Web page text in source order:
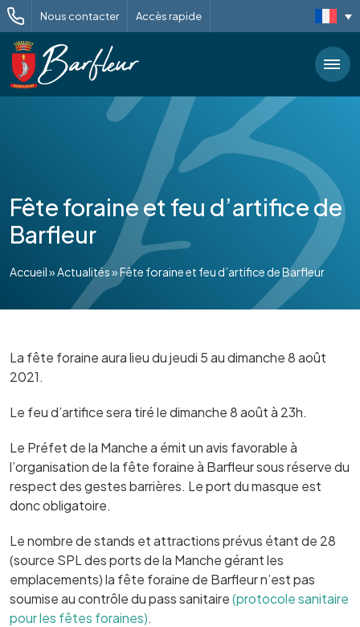
Nous contacter Accès rapide
Fête foraine et feu d’artifice de
Barfleur
Accueil»Actualités»Fête foraine et feu d’artifice de Barfleur
La fête foraine aura lieu du jeudi 5 au dimanche 8 août
2021.
Le feu d’artifice sera tiré le dimanche 8 août à 23h.
Le Préfet de la Manche a émit un avis favorable à
l’organisation de la fête foraine à Barfleur sous réserve du
respect des gestes barrières. Le port du masque est
donc obligatoire.
Le nombre de stands et attractions prévus étant de 28
(source SPL des ports de la Manche gérant les
emplacements) la fête foraine de Barfleur n’est pas
soumise au contrôle du pass sanitaire(protocole sanitaire
pour les fêtes foraines).